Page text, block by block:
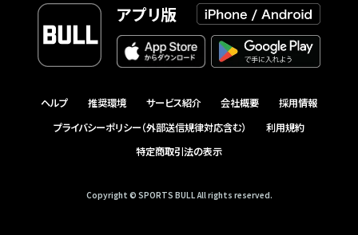
アプリ版
ヘルプ 推奨環境 サービス紹介 会社概要
採用情報
プライバシーポリシー（外部送信規律対応含む）
利用規約
特定商取引法の表示
Copyright © SPORTS BULL All rights reserved.